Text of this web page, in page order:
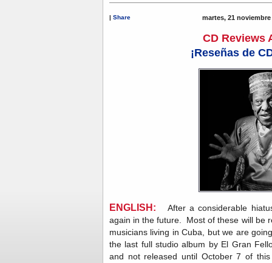
| Share martes, 21 noviembre
CD Reviews
¡Reseñas de
ENGLISH:
After a considerable
again in the future. Most of these will be
musicians living in Cuba, but we are
the last full studio album by El Gran
and not released until October 7 of